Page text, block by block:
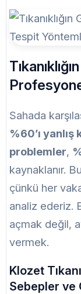
Sahada
%60’ı yanlış
problemler,
kaynaklanır.
çünkü her
analiz ederiz.
açmak değil,
vermek.
Klozet
Sebepler ve